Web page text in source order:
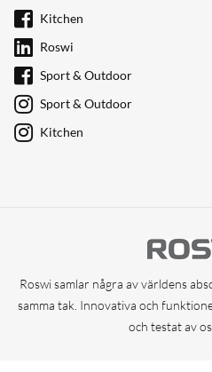
Kitchen
Roswi
Sport & Outdoor
Sport & Outdoor
Kitchen
Roswi samlar några av världens
samma tak. Innovativa och
och testat av